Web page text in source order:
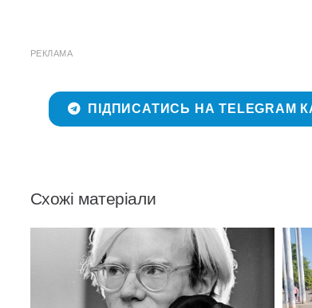
РЕКЛАМА
ПІДПИСАТИСЬ НА TELEGRAM
Схожі матеріали